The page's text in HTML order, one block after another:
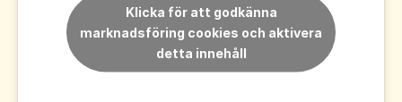
Klicka för att godkänna
marknadsföring cookies och aktivera
detta innehåll